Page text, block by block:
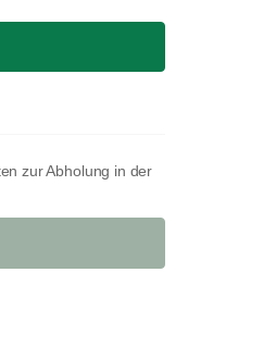
zur Abholung in der